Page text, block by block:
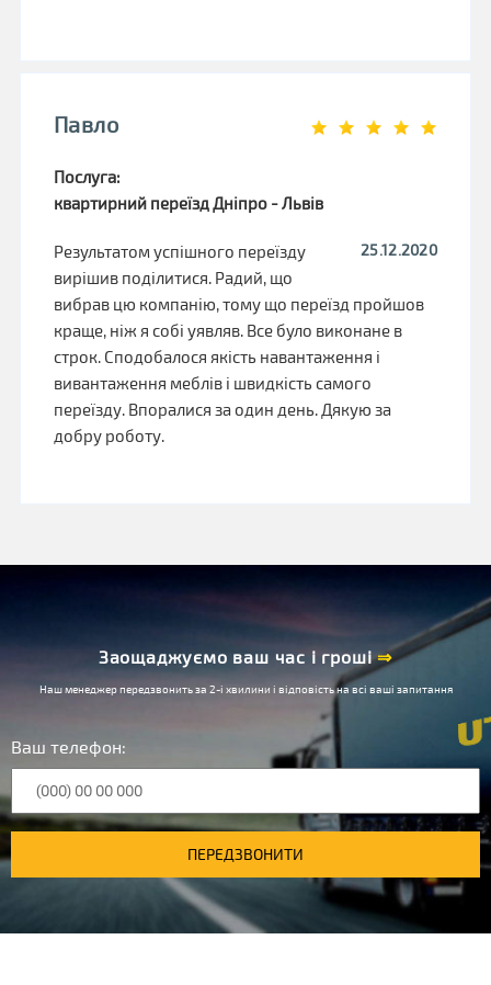
Павло
Послуга:
квартирний переїзд Дніпро - Львів
25.12.2020
Результатом успішного переїзду
вирішив поділитися. Радий, що
вибрав цю компанію, тому що переїзд пройшов
краще, ніж я собі уявляв. Все було виконане в
строк. Сподобалося якість навантаження і
вивантаження меблів і швидкість самого
переїзду. Впоралися за один день. Дякую за
добру роботу.
Заощаджуємо ваш час і гроші⇒
Наш менеджер передзвонить за 2-і хвилини і відповість на всі ваші запитання
Ваш телефон:
ПЕРЕДЗВОНИТИ